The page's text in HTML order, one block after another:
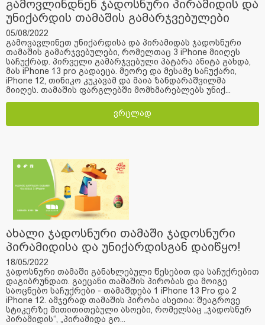
გამოვლინდნენ ჯადოსნური პირამიდის და
უნიქარდის თამაშის გამარჯვებულები
05/08/2022
გამოვავლინეთ უნიქარდისა და პირამიდას ჯადოსნური
თამაშის გამარჯვებულები, რომელთაც 3 iPhone მიიღეს
საჩუქრად. პირველი გამარჯვებული პატარა ანიტა გახდა,
მას iPhone 13 pro გადაეცა. მეორე და მესამე საჩუქარი,
iPhone 12, თინიკო კუკავამ და მაია ზანდარაშვილმა
მიიღეს. თამაშის ფარგლებში მომხმარებლებს უნიქ...
ვრცლად
ახალი ჯადოსნური თამაში ჯადოსნური
პირამიდისა და უნიქარდისგან დაიწყო!
18/05/2022
ჯადოსნური თამაში განახლებული წესებით და საჩუქრებით
დაგიბრუნდათ. გაეცანი თამაშის პირობას და მოიგე
საოცნებო საჩუქრები - თამაშდება 1 iPhone 13 Pro და 2
iPhone 12. ამჯერად თამაშის პირობა ასეთია: შეაგროვე
სტიკერზე მითითითებული ასოები, რომელსაც „ჯადოსნურ
პირამიდის“, „პირამიდა გო...